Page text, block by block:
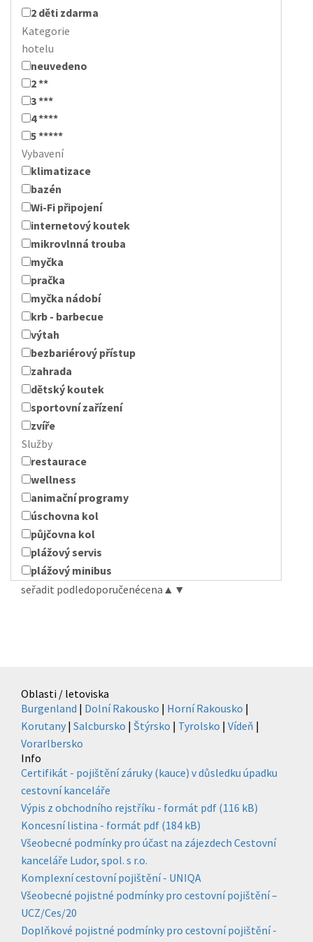
2 děti zdarma
Kategorie
hotelu
neuvedeno
2 **
3 ***
4 ****
5 *****
Vybavení
klimatizace
bazén
Wi-Fi připojení
internetový koutek
mikrovlnná trouba
myčka
pračka
myčka nádobí
krb - barbecue
výtah
bezbariérový přístup
zahrada
dětský koutek
sportovní zařízení
zvíře
Služby
restaurace
wellness
animační programy
úschovna kol
půjčovna kol
plážový servis
plážový minibus
seřadit podledoporučenécena ▲ ▼
Oblasti / letoviska
Burgenland | Dolní Rakousko | Horní Rakousko |
Korutany | Salcbursko | Štýrsko | Tyrolsko | Vídeň |
Vorarlbersko
Info
Certifikát - pojištění záruky (kauce) v důsledku úpadku
cestovní kanceláře
Výpis z obchodního rejstříku - formát pdf (116 kB)
Koncesní listina - formát pdf (184 kB)
Všeobecné podmínky pro účast na zájezdech Cestovní
kanceláře Ludor, spol. s r.o.
Komplexní cestovní pojištění - UNIQA
Všeobecné pojistné podmínky pro cestovní pojištění –
UCZ/Ces/20
Doplňkové pojistné podmínky pro cestovní pojištění -